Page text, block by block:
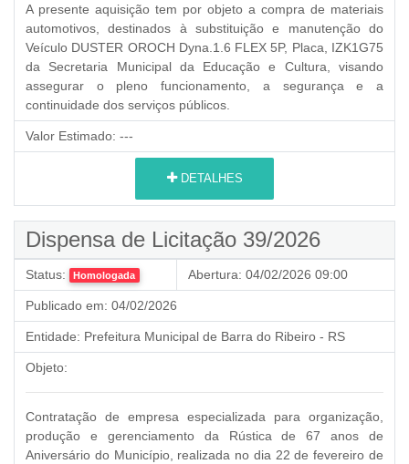
A presente aquisição tem por objeto a compra de materiais
automotivos, destinados à substituição e manutenção do
Veículo DUSTER OROCH Dyna.1.6 FLEX 5P, Placa, IZK1G75
da Secretaria Municipal da Educação e Cultura, visando
assegurar o pleno funcionamento, a segurança e a
continuidade dos serviços públicos.
Valor Estimado: ---
DETALHES
Dispensa de Licitação 39/2026
Status: Homologada Abertura: 04/02/2026 09:00
Publicado em: 04/02/2026
Entidade: Prefeitura Municipal de Barra do Ribeiro - RS
Objeto:
Contratação de empresa especializada para organização,
produção e gerenciamento da Rústica de 67 anos de
Aniversário do Município, realizada no dia 22 de fevereiro de